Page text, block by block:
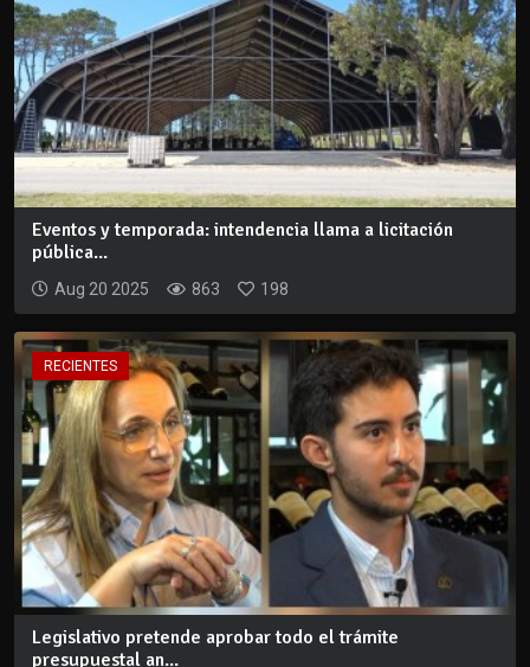
Eventos y temporada: intendencia llama a licitación
pública...
Aug 20 2025 863 198
RECIENTES
Legislativo pretende aprobar todo el trámite
presupuestal an...